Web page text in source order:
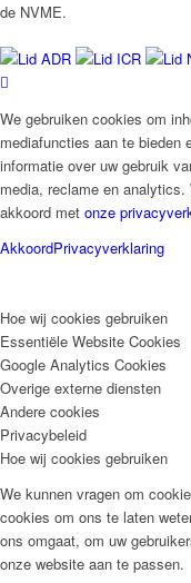
de NVME.
We gebruiken cookies om
mediafuncties aan te bieden
informatie over uw gebruik
media, reclame en
akkoord met onze
AkkoordPrivacyverklaring
Hoe wij cookies gebruiken
Essentiële Website Cookies
Google Analytics Cookies
Overige externe diensten
Andere cookies
Privacybeleid
Hoe wij cookies gebruiken
We kunnen vragen om
cookies om ons te laten
ons omgaat, om uw
onze website aan te passen.